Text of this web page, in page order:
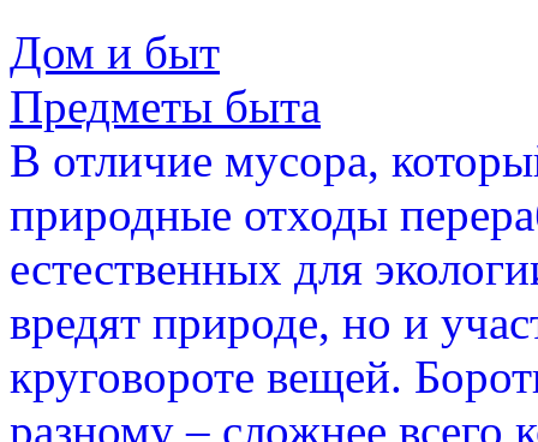
Дом и быт
Предметы быта
В отличие мусора,
природные отходы
естественных для
вредят природе, но и
круговороте вещей.
разному – сложнее всего